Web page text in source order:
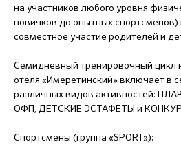
на участников любого уровня
новичков до опытных спортсменов)
совместное участие родителей и
Семидневный тренировочный цикл
отеля «Имеретинский» включает в
различных видов активностей:
ОФП, ДЕТСКИЕ ЭСТАФЕТЫ и
Спортсмены (группа «SPORT»):